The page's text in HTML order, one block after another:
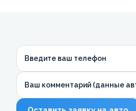
Введите ваш телефон
Ваш комментарий (данные